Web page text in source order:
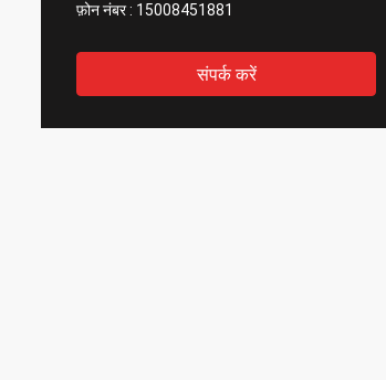
फ़ोन नंबर : 15008451881
संपर्क करें